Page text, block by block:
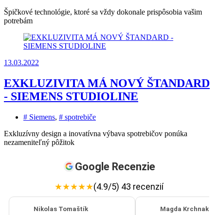
Špičkové technológie, ktoré sa vždy dokonale prispôsobia vašim
potrebám
13.03.2022
EXKLUZIVITA MÁ NOVÝ ŠTANDARD
- SIEMENS STUDIOLINE
# Siemens, # spotrebiče
Exkluzívny design a inovatívna výbava spotrebičov ponúka
nezameniteľný pôžitok
Google Recenzie
★★★★★(4.9/5) 43 recenzií
Nikolas Tomaštík Magda